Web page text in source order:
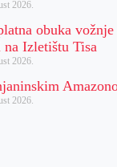
2026.
obuka
na Izletištu Tisa
2026.
2026.